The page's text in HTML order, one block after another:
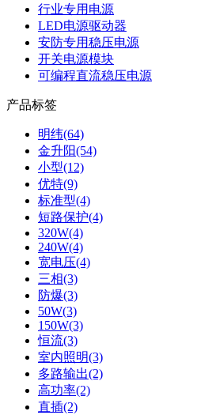
行业专用电源
LED电源驱动器
安防专用稳压电源
开关电源模块
可编程直流稳压电源
产品标签
明纬(64)
金升阳(54)
小型(12)
优特(9)
标准型(4)
短路保护(4)
320W(4)
240W(4)
宽电压(4)
三相(3)
防爆(3)
50W(3)
150W(3)
恒流(3)
室内照明(3)
多路输出(2)
高功率(2)
直插(2)